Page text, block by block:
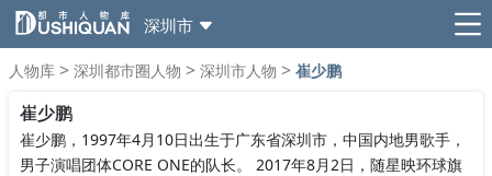
深圳市
人物库 > 深圳都市圈人物 > 深圳市人物 > 崔少鹏
崔少鹏
崔少鹏，1997年4月10日出生于广东省深圳市，中国内地男歌手，
男子演唱团体CORE ONE的队长。 2017年8月2日，随星映环球旗